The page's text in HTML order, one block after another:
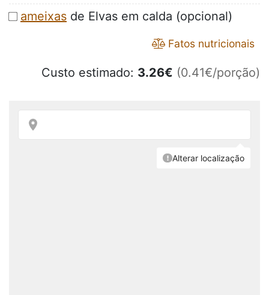
ameixas de Elvas em calda (opcional)
Fatos nutricionais
Custo estimado: 3.26€ (0.41€/porção)